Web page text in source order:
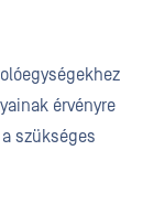
érvényre
szükséges